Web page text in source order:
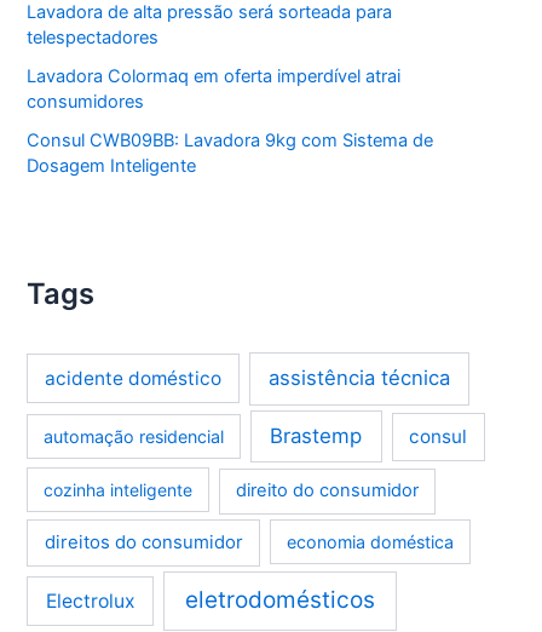
Lavadora de alta pressão será sorteada para
telespectadores
Lavadora Colormaq em oferta imperdível atrai
consumidores
Consul CWB09BB: Lavadora 9kg com Sistema de
Dosagem Inteligente
Tags
acidente doméstico assistência técnica
automação residencial Brastemp consul
cozinha inteligente direito do consumidor
direitos do consumidor economia doméstica
Electrolux eletrodomésticos